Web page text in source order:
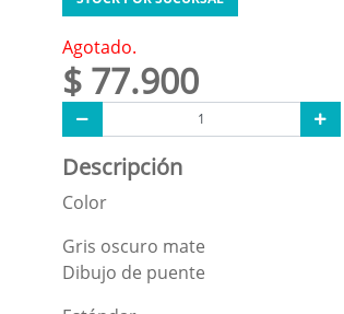
Agotado.
$ 77.900
Descripción
Color
Gris oscuro mate
Dibujo de puente